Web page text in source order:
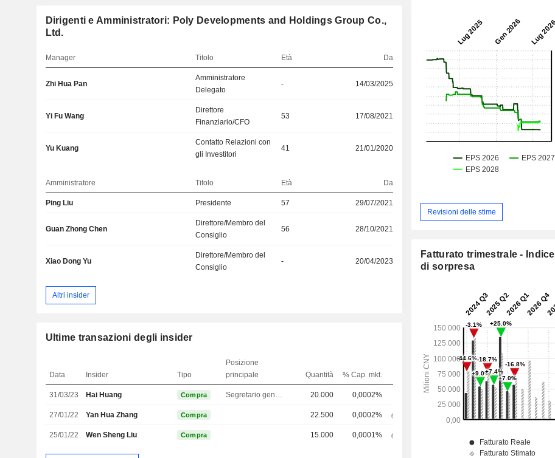
Dirigenti e Amministratori: Poly Developments and Holdings Group Co.,
Ltd.
Manager Titolo Età Da
Zhi Hua Pan
Amministratore
Delegato
- 14/03/2025
Yi Fu Wang
Direttore
Finanziario/CFO
53 17/08/2021
Yu Kuang
Contatto Relazioni con
gli Investitori
41 21/01/2020
Amministratore Titolo Età Da
Ping Liu Presidente 57 29/07/2021
Guan Zhong Chen
Direttore/Membro del
Consiglio
56 28/10/2021
Xiao Dong Yu
Direttore/Membro del
Consiglio
- 20/04/2023
Altri insider
Ultime transazioni degli insider
Data Insider Tipo
Posizione
principale
Quantità % Cap. mkt.
31/03/23 Hai Huang Compra Segretario generale 20.000 0,0002%
27/01/22 Yan Hua Zhang Compra 22.500 0,0002%
25/01/22 Wen Sheng Liu Compra 15.000 0,0001%
Revisioni delle stime
Fatturato trimestrale - Indice
di sorpresa